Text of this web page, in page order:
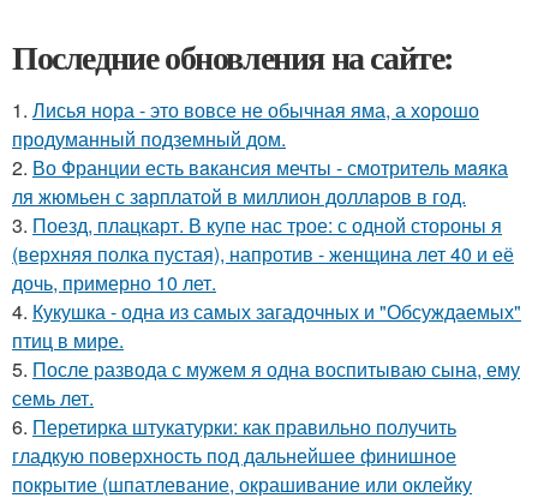
Последние обновления на сайте:
1. Лисья нора - это вовсе не обычная яма, а хорошо
продуманный подземный дом.
2. Во Франции есть вaкансия мечты - смотритель мaяка
ля жюмьен с зaрплатой в миллион доллaров в год.
3. Поезд, плацкарт. В купе нас трое: с одной стороны я
(верхняя полка пустая), напротив - женщина лет 40 и её
дочь, примерно 10 лет.
4. Кукушка - одна из самых загадочных и "Обсуждаемых"
птиц в мире.
5. После развода с мужем я одна воспитываю сына, ему
семь лет.
6. Перетирка штукатурки: как правильно получить
гладкую поверхность под дальнейшее финишное
покрытие (шпатлевание, окрашивание или оклейку